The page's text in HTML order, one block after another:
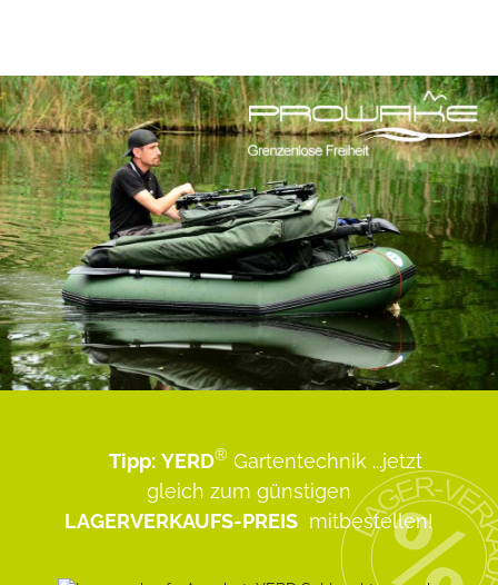
Tipp: YERD® Gartentechnik ...jetzt
gleich zum günstigen
LAGERVERKAUFS-PREIS mitbestellen!